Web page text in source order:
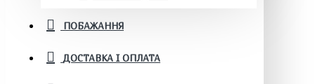
ПОБАЖАННЯ
ДОСТАВКА І ОПЛАТА